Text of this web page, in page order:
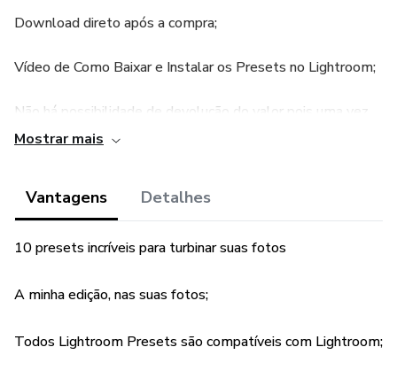
Download direto após a compra;
Vídeo de Como Baixar e Instalar os Presets no Lightroom;
Não há possibilidade de devolução do valor pois uma vez
baixado o consumidor já está com o produto;
Mostrar mais
Vantagens Detalhes
10 presets incríveis para turbinar suas fotos
A minha edição, nas suas fotos;
Todos Lightroom Presets são compatíveis com Lightroom;